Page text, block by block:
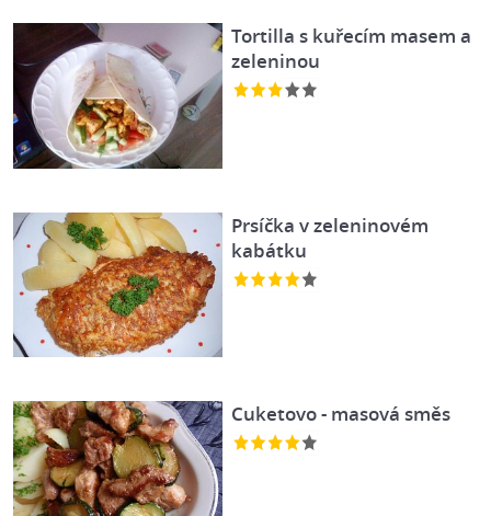
Tortilla s kuřecím masem a
zeleninou
Prsíčka v zeleninovém
kabátku
Cuketovo - masová směs